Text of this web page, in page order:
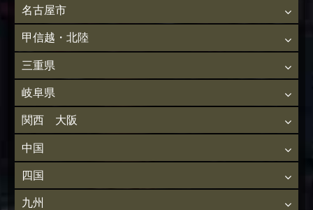
名古屋市
甲信越・北陸
三重県
岐阜県
関西 大阪
中国
四国
九州